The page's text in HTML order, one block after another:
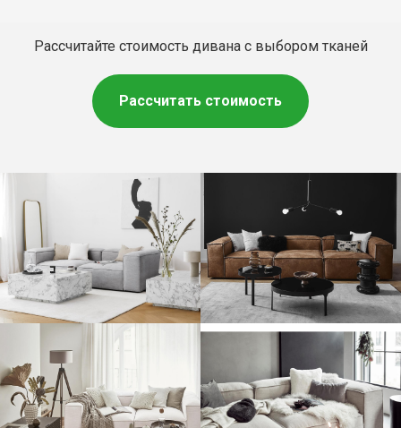
Рассчитайте стоимость дивана с выбором тканей
Рассчитать стоимость